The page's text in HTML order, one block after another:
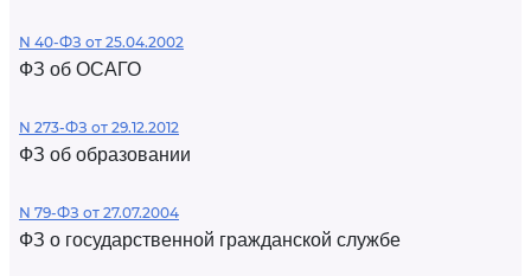
N 40-ФЗ от 25.04.2002
ФЗ об ОСАГО
N 273-ФЗ от 29.12.2012
ФЗ об образовании
N 79-ФЗ от 27.07.2004
ФЗ о государственной гражданской службе